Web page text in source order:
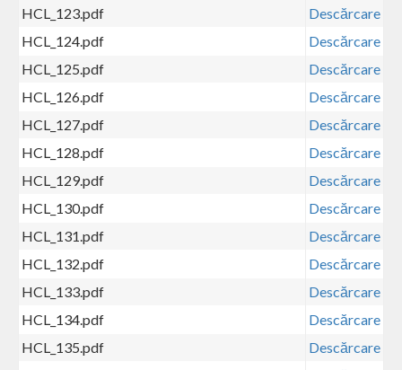
HCL_123.pdf
Descărcare
HCL_124.pdf
Descărcare
HCL_125.pdf
Descărcare
HCL_126.pdf
Descărcare
HCL_127.pdf
Descărcare
HCL_128.pdf
Descărcare
HCL_129.pdf
Descărcare
HCL_130.pdf
Descărcare
HCL_131.pdf
Descărcare
HCL_132.pdf
Descărcare
HCL_133.pdf
Descărcare
HCL_134.pdf
Descărcare
HCL_135.pdf
Descărcare